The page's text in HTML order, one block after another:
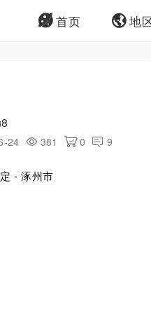
首页 地
24 381 0 9
- 涿州市